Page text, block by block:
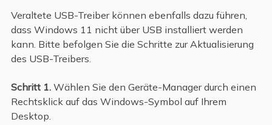
Veraltete USB-Treiber können ebenfalls dazu führen,
dass Windows 11 nicht über USB installiert werden
kann. Bitte befolgen Sie die Schritte zur Aktualisierung
des USB-Treibers.
Schritt 1.Wählen Sie den Geräte-Manager durch einen
Rechtsklick auf das Windows-Symbol auf Ihrem
Desktop.